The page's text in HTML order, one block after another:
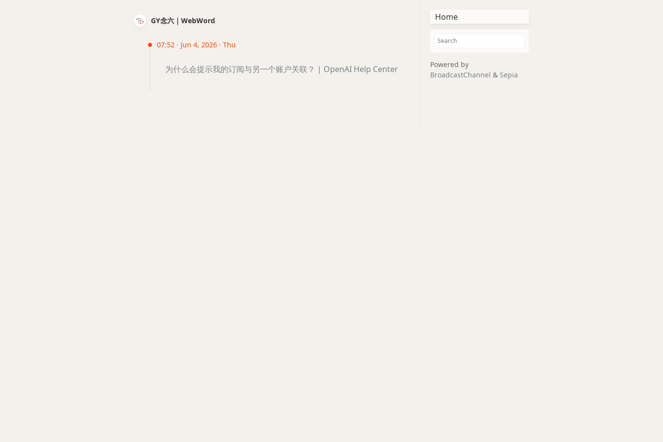
GY念六｜WebWord
07:52 · Jun 4, 2026 · Thu
为什么会提示我的订阅与另一个账户关联？ | OpenAI Help Center
Home
Powered by
BroadcastChannel & Sepia